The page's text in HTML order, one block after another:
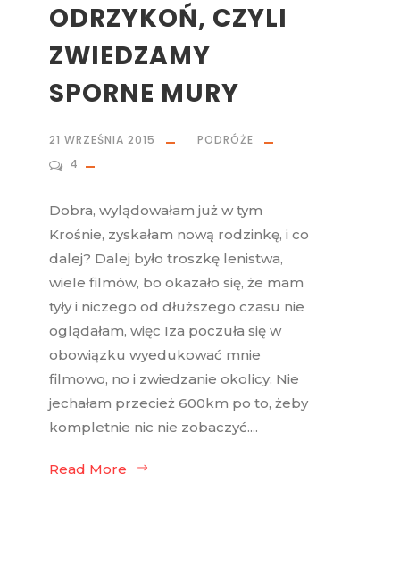
ODRZYKOŃ, CZYLI
ZWIEDZAMY
SPORNE MURY
21 WRZEŚNIA 2015
PODRÓŻE
4
Dobra, wylądowałam już w tym
Krośnie, zyskałam nową rodzinkę, i co
dalej? Dalej było troszkę lenistwa,
wiele filmów, bo okazało się, że mam
tyły i niczego od dłuższego czasu nie
oglądałam, więc Iza poczuła się w
obowiązku wyedukować mnie
filmowo, no i zwiedzanie okolicy. Nie
jechałam przecież 600km po to, żeby
kompletnie nic nie zobaczyć....
Read More